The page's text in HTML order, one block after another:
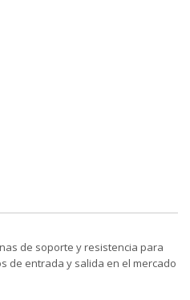
de soporte y resistencia para
de entrada y salida en el mercado